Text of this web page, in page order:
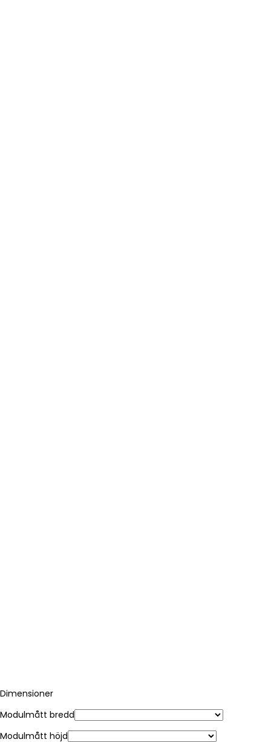
Dimensioner
Modulmått bredd
Modulmått höjd